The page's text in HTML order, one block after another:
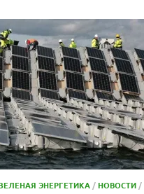
ЭНЕРГЕТИКА /НОВОСТИ /